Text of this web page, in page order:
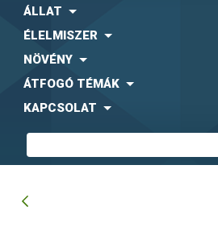
ÁLLAT
ÉLELMISZER
NÖVÉNY
ÁTFOGÓ TÉMÁK
KAPCSOLAT